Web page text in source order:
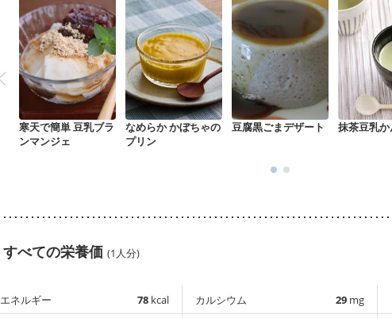
寒天で簡単 豆乳ブラ
ンマンジェ
なめらか かぼちゃの
プリン
豆腐黒ごまデザート 抹茶豆乳
すべての栄養価 (1人分)
エネルギー 78 kcal
カルシウム 29 mg